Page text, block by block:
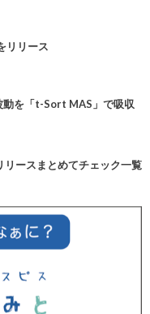
リリース
動を「t-Sort MAS」で吸収
リースまとめてチェック一覧